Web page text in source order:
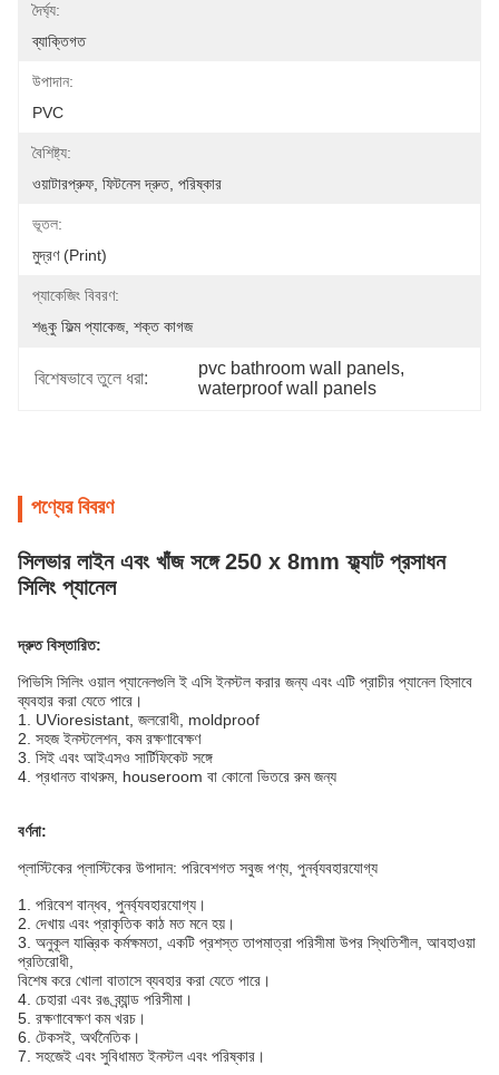
দৈর্ঘ্য:
ব্যাক্তিগত
উপাদান:
PVC
বৈশিষ্ট্য:
ওয়াটারপ্রুফ, ফিটনেস দ্রুত, পরিষ্কার
ভূতল:
মুদ্রণ (print)
প্যাকেজিং বিবরণ:
শঙ্কু ফিল্ম প্যাকেজ, শক্ত কাগজ
বিশেষভাবে তুলে ধরা:
pvc bathroom wall panels,
waterproof wall panels
পণ্যের বিবরণ
সিলভার লাইন এবং খাঁজ সঙ্গে 250 x 8mm ফ্ল্যাট প্রসাধন
সিলিং প্যানেল
দ্রুত বিস্তারিত:
পিভিসি সিলিং ওয়াল প্যানেলগুলি ই এসি ইনস্টল করার জন্য এবং এটি প্রাচীর প্যানেল হিসাবে
ব্যবহার করা যেতে পারে।
1.
UVioresistant, জলরোধী, moldproof
2. সহজ ইনস্টলেশন, কম রক্ষণাবেক্ষণ
3. সিই এবং আইএসও সার্টিফিকেট সঙ্গে
4. প্রধানত বাথরুম, houseroom বা কোনো ভিতরে রুম জন্য
বর্ণনা:
প্লাস্টিকের প্লাস্টিকের উপাদান: পরিবেশগত সবুজ পণ্য, পুনর্ব্যবহারযোগ্য
1. পরিবেশ বান্ধব, পুনর্ব্যবহারযোগ্য।
2. দেখায় এবং প্রাকৃতিক কাঠ মত মনে হয়।
3. অনুকূল যান্ত্রিক কর্মক্ষমতা, একটি প্রশস্ত তাপমাত্রা পরিসীমা উপর স্থিতিশীল, আবহাওয়া
প্রতিরোধী,
বিশেষ করে খোলা বাতাসে ব্যবহার করা যেতে পারে।
4. চেহারা এবং রঙ ব্র্যান্ড পরিসীমা।
5. রক্ষণাবেক্ষণ কম খরচ।
6. টেকসই, অর্থনৈতিক।
7. সহজেই এবং সুবিধামত ইনস্টল এবং পরিষ্কার।